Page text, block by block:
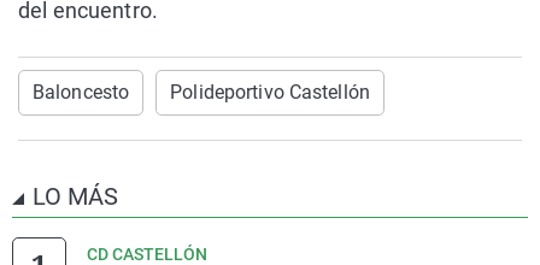
del encuentro.
Baloncesto Polideportivo Castellón
LO MÁS
CD CASTELLÓN